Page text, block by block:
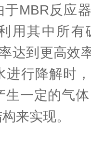
反应器
用其中所有
达到更高效
进行降解时
生一定的气
来实现。